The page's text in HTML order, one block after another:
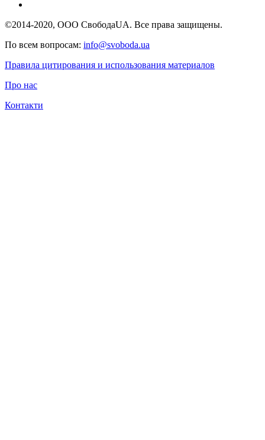
©2014-2020, ООО СвободаUA. Все права защищены.
По всем вопросам: info@svoboda.ua
Правила цитирования и использования материалов
Про нас
Контакти